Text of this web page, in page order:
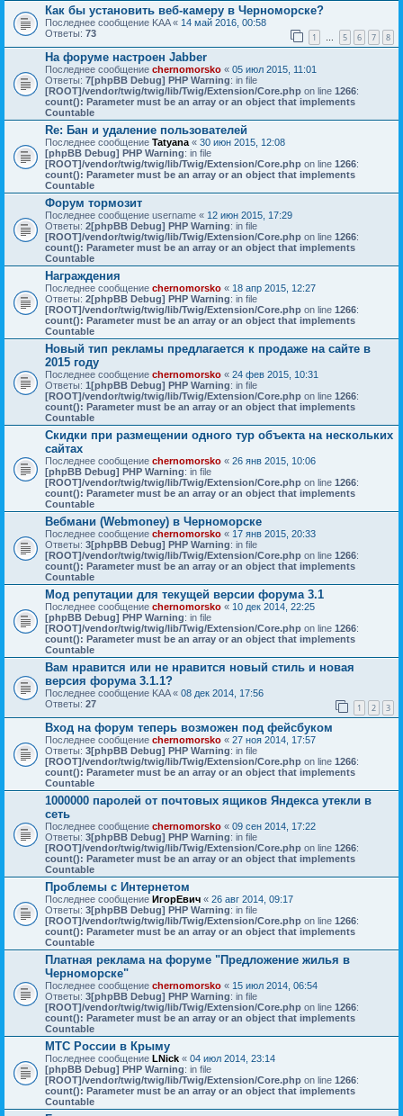
Как бы установить веб-камеру в Черноморске?
Последнее сообщение KAA« 14 май 2016, 00:58
Ответы: 73 1 … 5 6 7 8
На форуме настроен Jabber
Последнее сообщение chernomorsko « 05 июл 2015, 11:01
Ответы: 7[phpBB Debug] PHP Warning: in file
[ROOT]/vendor/twig/twig/lib/Twig/Extension/Core.php on line 1266:
count(): Parameter must be an array or an object that implements
Countable
Re: Бан и удаление пользователей
Последнее сообщение Tatyana « 30 июн 2015, 12:08
[phpBB Debug] PHP Warning: in file
[ROOT]/vendor/twig/twig/lib/Twig/Extension/Core.php on line 1266:
count(): Parameter must be an array or an object that implements
Countable
Форум тормозит
Последнее сообщение username « 12 июн 2015, 17:29
Ответы: 2[phpBB Debug] PHP Warning: in file
[ROOT]/vendor/twig/twig/lib/Twig/Extension/Core.php on line 1266:
count(): Parameter must be an array or an object that implements
Countable
Награждения
Последнее сообщение chernomorsko « 18 апр 2015, 12:27
Ответы: 2[phpBB Debug] PHP Warning: in file
[ROOT]/vendor/twig/twig/lib/Twig/Extension/Core.php on line 1266:
count(): Parameter must be an array or an object that implements
Countable
Новый тип рекламы предлагается к продаже на сайте в
2015 году
Последнее сообщение chernomorsko « 24 фев 2015, 10:31
Ответы: 1 [phpBB Debug] PHP Warning: in file
[ROOT]/vendor/twig/twig/lib/Twig/Extension/Core.php on line 1266:
count(): Parameter must be an array or an object that implements
Countable
Скидки при размещении одного тур объекта на нескольких
сайтах
Последнее сообщение chernomorsko « 26 янв 2015, 10:06
[phpBB Debug] PHP Warning: in file
[ROOT]/vendor/twig/twig/lib/Twig/Extension/Core.php on line 1266:
count(): Parameter must be an array or an object that implements
Countable
Вебмани (Webmoney) в Черноморске
Последнее сообщение chernomorsko « 17 янв 2015, 20:33
Ответы: 3[phpBB Debug] PHP Warning: in file
[ROOT]/vendor/twig/twig/lib/Twig/Extension/Core.php on line 1266:
count(): Parameter must be an array or an object that implements
Countable
Мод репутации для текущей версии форума 3.1
Последнее сообщение chernomorsko « 10 дек 2014, 22:25
[phpBB Debug] PHP Warning: in file
[ROOT]/vendor/twig/twig/lib/Twig/Extension/Core.php on line 1266:
count(): Parameter must be an array or an object that implements
Countable
Вам нравится или не нравится новый стиль и новая
версия форума 3.1.1?
Последнее сообщение KAA« 08 дек 2014, 17:56
Ответы: 27 1 2 3
Вход на форум теперь возможен под фейсбуком
Последнее сообщение chernomorsko « 27 ноя 2014, 17:57
Ответы: 3[phpBB Debug] PHP Warning: in file
[ROOT]/vendor/twig/twig/lib/Twig/Extension/Core.php on line 1266:
count(): Parameter must be an array or an object that implements
Countable
1000000 паролей от почтовых ящиков Яндекса утекли в
сеть
Последнее сообщение chernomorsko « 09 сен 2014, 17:22
Ответы: 3[phpBB Debug] PHP Warning: in file
[ROOT]/vendor/twig/twig/lib/Twig/Extension/Core.php on line 1266:
count(): Parameter must be an array or an object that implements
Countable
Проблемы с Интернетом
Последнее сообщение ИгорЕвич « 26 авг 2014, 09:17
Ответы: 3[phpBB Debug] PHP Warning: in file
[ROOT]/vendor/twig/twig/lib/Twig/Extension/Core.php on line 1266:
count(): Parameter must be an array or an object that implements
Countable
Платная реклама на форуме "Предложение жилья в
Черноморске"
Последнее сообщение chernomorsko « 15 июл 2014, 06:54
Ответы: 3[phpBB Debug] PHP Warning: in file
[ROOT]/vendor/twig/twig/lib/Twig/Extension/Core.php on line 1266:
count(): Parameter must be an array or an object that implements
Countable
МТС России в Крыму
Последнее сообщение LNick « 04 июл 2014, 23:14
[phpBB Debug] PHP Warning: in file
[ROOT]/vendor/twig/twig/lib/Twig/Extension/Core.php on line 1266:
count(): Parameter must be an array or an object that implements
Countable